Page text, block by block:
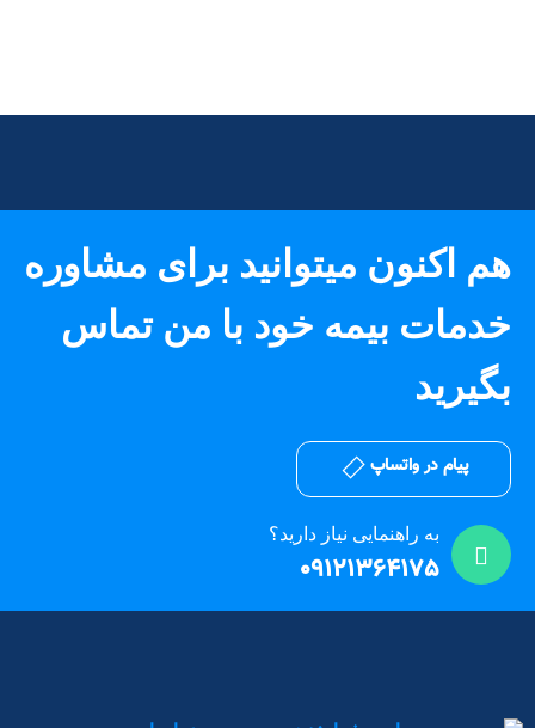
هم اکنون میتوانید برای مشاوره
خدمات بیمه خود با من تماس
بگیرید
پیام در واتساپ
به راهنمایی نیاز دارید؟
09121364175